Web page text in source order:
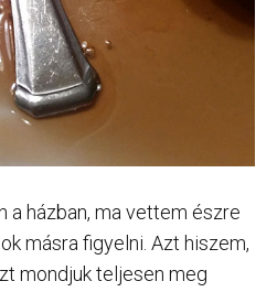
a házban, ma vettem észre
másra figyelni. Azt hiszem,
mondjuk teljesen meg